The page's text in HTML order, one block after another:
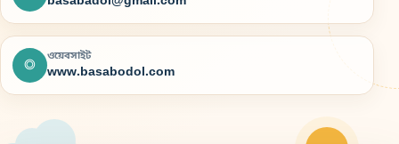
◎ ওয়েবসাইট
www.basabodol.com